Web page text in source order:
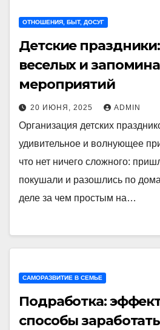
ОТНОШЕНИЯ, БЫТ, ДОСУГ
Детские
веселых и
мероприятий
20 ИЮНЯ, 2025 ADMIN
Организация детских
удивительное и волнующее
что нет ничего сложного:
покушали и разошлись по
деле за чем простым на…
САМОРАЗВИТИЕ В СЕМЬЕ
Подработка:
способы заработать